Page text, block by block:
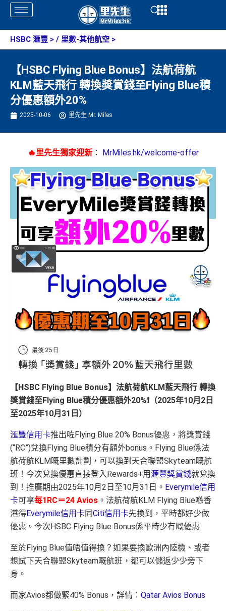
Skip
content
Open
HSBC 滙豐 > / 里數-其他航空 >
【HSBC Flying Blue Bonus】法航荷航
KLM藍天飛行 轉換獎賞錢至Flying Blue積
分優惠額外20%
2025-10-06 里先生 Mr. Miles
🔥里先生獨家迎新： MrMiles.hk/welcome-offer
【HSBC Flying Blue Bonus】法航荷航KLM藍天飛行 轉換
獎賞錢至Flying Blue積分優惠額外20%❗️（2025年10月2日
至2025年10月31日）
滙豐信用卡推出咗Flying Blue 20% Bonus優惠，將獎賞錢
(“RC”)兌換Flying Blue積分有額外bonus。Flying Blue係法
航荷航KLM嘅里數計劃，可以換到天合聯盟Skyteam嘅航
班！今次兌換優惠直接登入Rewards+用 滙豐獎賞錢就兌換
到！推廣期由2025年10月2日至10月31日。 Everymile信用
卡可享每1RC＝24 Avios 。法航荷航KLM Flying Blue喺香
港得Everymile信用卡同Citi信用卡先換到，平時都好少做
優惠。今次HSBC Flying Blue Bonus係平時少有嘅優惠.
至於Flying Blue值唔值得換？如果要換歐洲內陸機、或者
想試下天合聯盟Skyteam嘅航班，都可以儲返少少旁下
身。
而家Avios都做緊40% Bonus，詳情： Qatar Avios Bonus